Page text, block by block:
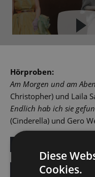
Hörproben:
Am Morgen und am
Christopher) und Laila
Endlich hab ich sie
(Cinderella) und Gero
Loaded:
Progress:
Diese
Cookies.